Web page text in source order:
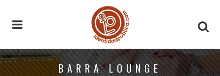
BARRA LOUNGE